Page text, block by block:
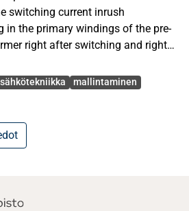
toimintaperiaatetta.
toimintaperiaatteen
kytkentävirtasysäykseen
hallintaan
osuus aloitettiin
ilmaisia että kaupallisia
switching current inrush
in the primary windings of the pre-
right after switching and right
of the biasing system in
a commercial simulation
its magnetic operating principle.
sähkötekniikka mallintaminen